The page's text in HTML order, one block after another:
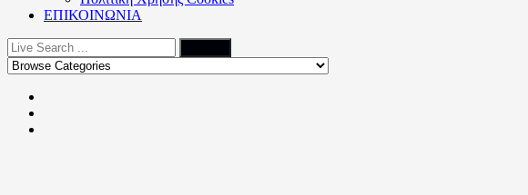
ΕΠΙΚΟΙΝΩΝΙΑ